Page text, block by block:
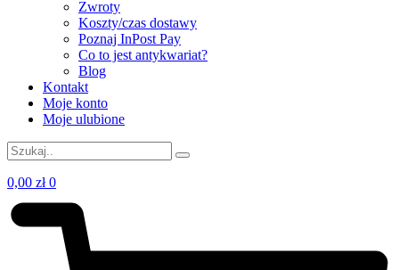
Zwroty
Koszty/czas dostawy
Poznaj InPost Pay
Co to jest antykwariat?
Blog
Kontakt
Moje konto
Moje ulubione
0,00 zł 0